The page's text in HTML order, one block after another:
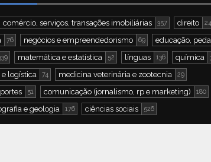
comércio, serviços, transações imobiliárias 357 direito
76 negócios e empreendedorismo 69 educação,
matemática e estatística 52 línguas 136 química
logística 74 medicina veterinária e zootecnia 29
51 comunicação (jornalismo, rp e marketing) 180
e geologia 176 ciências sociais 526